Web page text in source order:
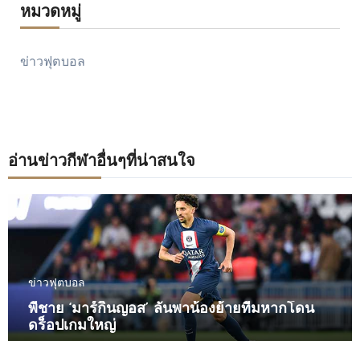
หมวดหมู่
ข่าวฟุตบอล
อ่านข่าวกีฬาอื่นๆที่น่าสนใจ
ข่าวฟุตบอล
พี่ชาย ‘มาร์กินญอส’ ลั่นพาน้องย้ายทีมหากโดน
ดร็อปเกมใหญ่